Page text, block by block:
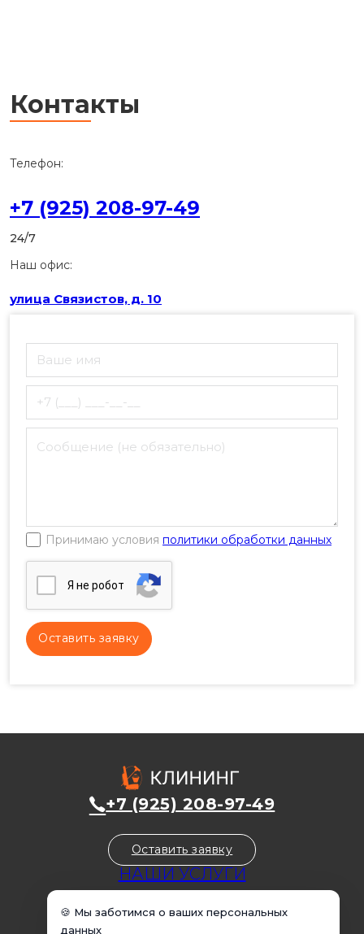
Контакты
Телефон:
+7 (925) 208-97-49
24/7
Наш офис:
улица Связистов, д. 10
Принимаю условия политики обработки данных
Я нe poбoт
НАШИ УСЛУГИ
+7 (925) 208-97-49
Оставить заявку
🍪 Мы заботимся о ваших персональных
данных